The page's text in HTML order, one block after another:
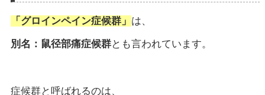
「グロインペイン症候群」 は、
別名：鼠径部痛症候群とも言われています。
症候群と呼ばれるのは、